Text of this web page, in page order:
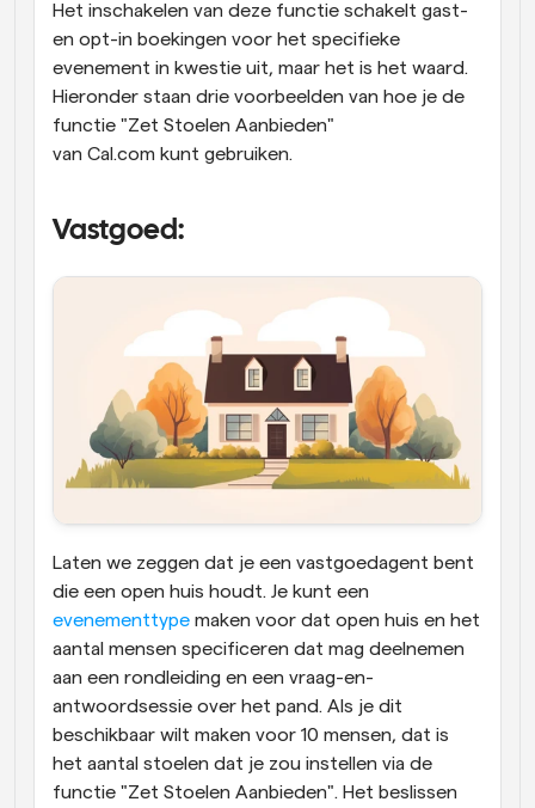
Het inschakelen van deze functie schakelt gast-
en opt-in boekingen voor het specifieke
evenement in kwestie uit, maar het is het waard.
Hieronder staan drie voorbeelden van hoe je de
functie "Zet Stoelen Aanbieden"
van Cal.com kunt gebruiken.
Vastgoed:
Laten we zeggen dat je een vastgoedagent bent
evenementtype maken voor dat open huis en het
aantal mensen specificeren dat mag deelnemen
aan een rondleiding en een vraag-en-
antwoordsessie over het pand. Als je dit
beschikbaar wilt maken voor 10 mensen, dat is
het aantal stoelen dat je zou instellen via de
functie "Zet Stoelen Aanbieden". Het beslissen